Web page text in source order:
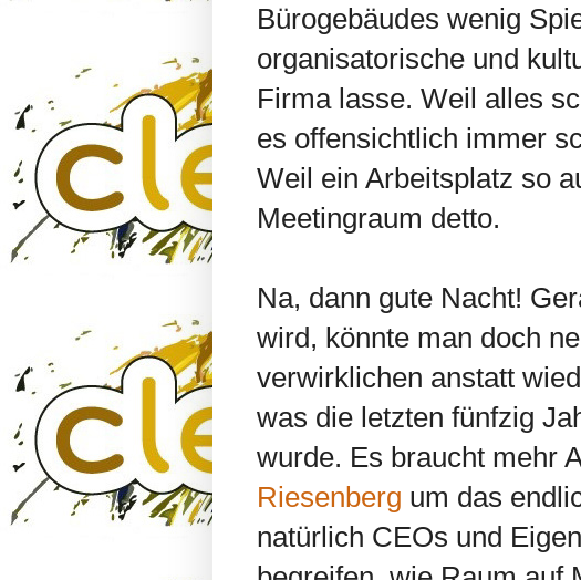
Bürogebäudes wenig
organisatorische und
Firma lasse. Weil alles
es offensichtlich immer
Weil ein Arbeitsplatz so
Meetingraum detto.
Na, dann gute Nacht!
wird, könnte man doch
verwirklichen anstatt
was die letzten fünfzig
wurde. Es braucht mehr
Riesenberg um das
natürlich CEOs und